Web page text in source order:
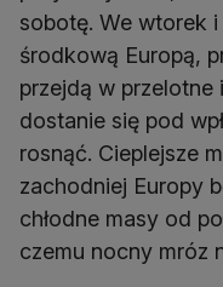
sobotę. We wtorek
środkową Europą,
przejdą w przelotne
dostanie się pod
rosnąć. Cieplejsze
zachodniej Europy
chłodne masy od
czemu nocny mróz